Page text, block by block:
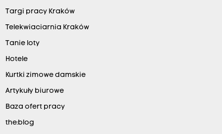
Targi pracy Kraków
Telekwiaciarnia Kraków
Tanie loty
Hotele
Kurtki zimowe damskie
Artykuły biurowe
Baza ofert pracy
the:blog